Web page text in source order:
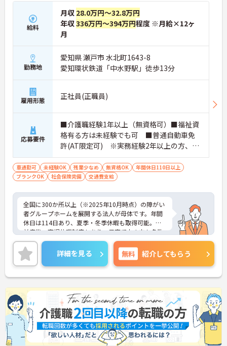
★おすすめPOINT★
・広域支援員として複数のホームを巡るため、各ホ
ームのパートスタッフの教育やサポートにも携わる
ネージャー候補としてのステップアップに直結しま
す。
があり、20代から60代まで幅広い年代が活躍してい
ます。年間休日も114日確保されているため、無理
なく長期的なキャリアを築いていただけます。
・全施設がバリアフリー設計かつ最新設備を備えて
おり、清潔感にあふれた美しい環境です。ハード面
に加え、ソフト面でも「献立の事前決定・レシピ完
備」により現場の負担が大幅に軽減されています。
ご利用者様の安全性はもちろん、働くスタッフにと
っても身体的負担が少なく、高いモチベーションを
保って業務に集中できます。
給料
月収 28.0万円～32.8万円
年収336万円～394万円程度 ※月給×12ヶ
月
勤務地
愛知県 瀬戸市 水北町1643-8
愛知環状鉄道「中水野駅」徒歩13分
雇用形態 正社員(正職員)
応募要件
■介護職経験1年以上（無資格可）■福祉資
格有る方は未経験でも可 ■普通自動車免
許(AT限定可) ※実務経験2年以上の方、障
がい者福祉に関する経験をお持ちの方大歓
迎
車通勤可 未経験OK 残業少なめ 無資格OK
年間休日110日以上
ブランクOK
社会保険完備 交通費支給
全国に300か所以上（※2025年10月時点）の障がい
者グループホームを展開する法人が母体です。年間
休日は114日あり、夏季・冬季休暇も取得可能。産
前産後・育児休暇制度もあり、子育て中の方も多数
活躍中で、ワークライフバランスを大切にしながら
働ける環境が整っています。研修制度や外部勉強会
の受講支援もあり、スキルアップもしっかりサポー
ト。将来的には管理者やエリアマネージャーへのキ
ャリアアップも目指せます。20代から60代まで幅広
い年代のスタッフが活躍しており、和やかな雰囲気
の職場です。介護経験を活かしたい方、福祉の資格
をお持ちの方、安定した法人でキャリアを築きたい
方におすすめです。
★おすすめPOINT★
・生活支援員からスタートし、サービス管理責任者
詳細を見る 無料 紹介してもらう